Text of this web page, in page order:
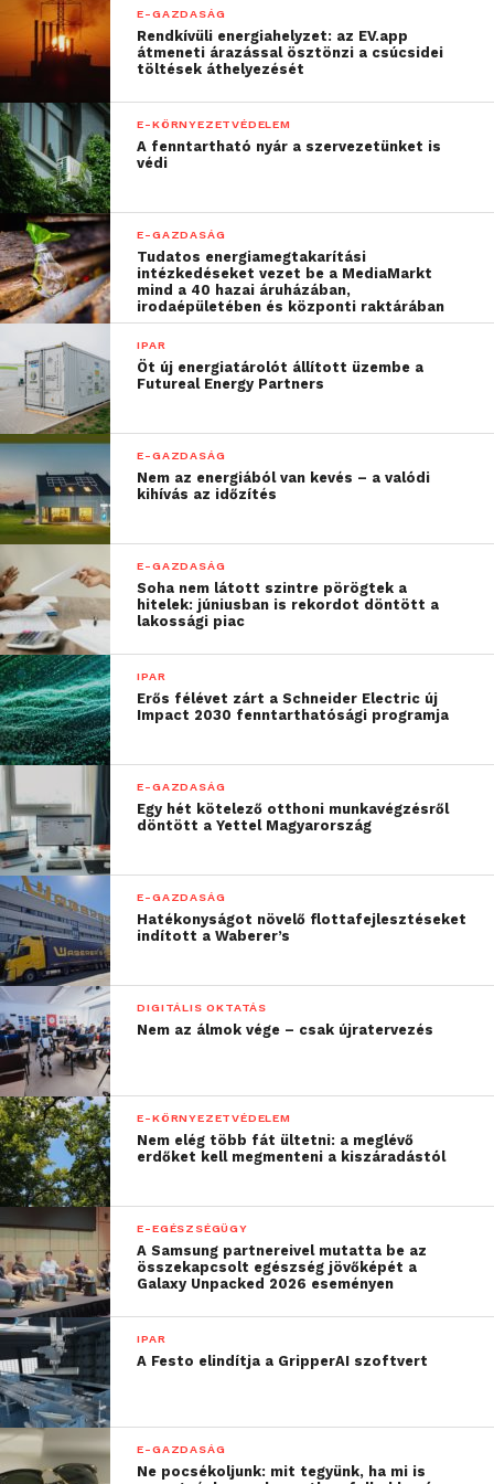
írásban kell tájékoztatni, hogy később egyértelmű
legyen a felelősség kérdése. Nemcsak a védelem a
dolgunk, hanem az ügyfelek szakmai tájékoztatása
is, ez minden szereplő közös érdeke. A teljes
gazdaságban növekszik a fizetésképtelen
megrendelések, lánctartozások kialakulásának
esélye, de ésszerű magatartással, objektív költség-,
haszon- és kockázatelemzéssel ez nagyban
csökkenthető.
E-GAZDASÁG
Rendkívüli energiahelyzet: az EV.app
átmeneti árazással ösztönzi a csúcsidei
töltések áthelyezését
E-KÖRNYEZETVÉDELEM
A fenntartható nyár a szervezetünket is
védi
E-GAZDASÁG
Tudatos energiamegtakarítási
intézkedéseket vezet be a MediaMarkt
mind a 40 hazai áruházában,
irodaépületében és központi raktárában
IPAR
Öt új energiatárolót állított üzembe a
Futureal Energy Partners
E-GAZDASÁG
Nem az energiából van kevés – a valódi
kihívás az időzítés
E-GAZDASÁG
Soha nem látott szintre pörögtek a
hitelek: júniusban is rekordot döntött a
lakossági piac
IPAR
Erős félévet zárt a Schneider Electric új
Impact 2030 fenntarthatósági programja
E-GAZDASÁG
Egy hét kötelező otthoni munkavégzésről
döntött a Yettel Magyarország
E-GAZDASÁG
Hatékonyságot növelő flottafejlesztéseket
indított a Waberer’s
DIGITÁLIS OKTATÁS
Nem az álmok vége – csak újratervezés
E-KÖRNYEZETVÉDELEM
Nem elég több fát ültetni: a meglévő
erdőket kell megmenteni a kiszáradástól
E-EGÉSZSÉGÜGY
A Samsung partnereivel mutatta be az
összekapcsolt egészség jövőképét a
Galaxy Unpacked 2026 eseményen
IPAR
A Festo elindítja a GripperAI szoftvert
E-GAZDASÁG
Ne pocsékoljunk: mit tegyünk, ha mi is